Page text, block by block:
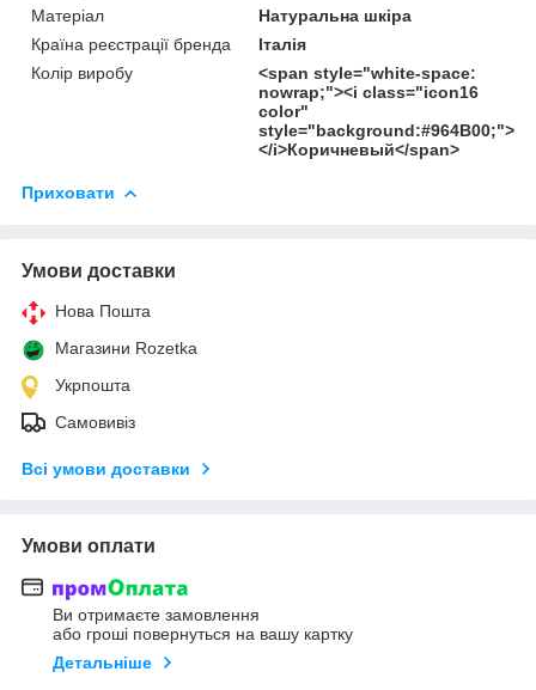
Матеріал
Натуральна шкіра
Країна реєстрації бренда
Італія
Колір виробу
<span style="white-space:
nowrap;"><i class="icon16
color"
style="background:#964B00;">
</i>Коричневый</span>
Приховати
Умови доставки
Нова Пошта
Магазини Rozetka
Укрпошта
Самовивіз
Всі умови доставки
Умови оплати
Ви отримаєте замовлення
або гроші повернуться на вашу картку
Детальніше